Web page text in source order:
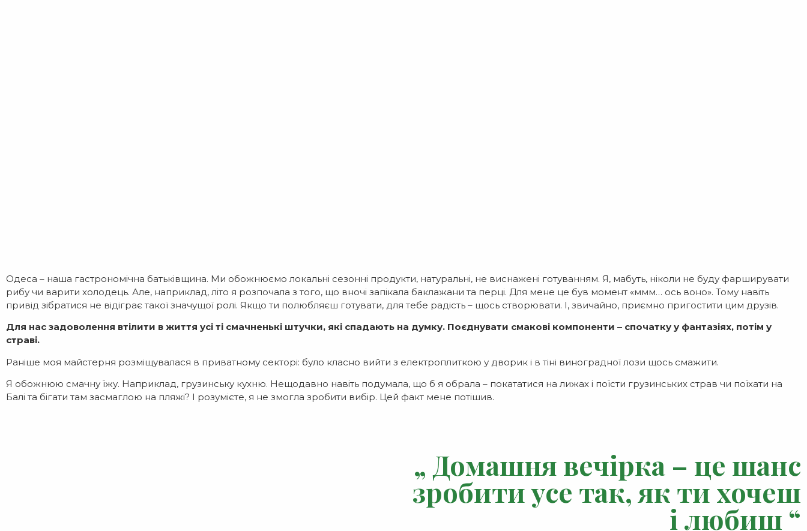
Одеса – наша гастрономічна батьківщина. Ми обожнюємо локальні сезонні продукти, натуральні, не виснажені готуванням. Я, мабуть, ніколи не буду фарширувати
рибу чи варити холодець. Але, наприклад, літо я розпочала з того, що вночі запікала баклажани та перці. Для мене це був момент «ммм… ось воно». Тому навіть
привід зібратися не відіграє такої значущої ролі. Якщо ти полюбляєш готувати, для тебе радість – щось створювати. І, звичайно, приємно пригостити цим друзів.
Для нас задоволення втілити в життя усі ті смачненькі штучки, які спадають на думку. Поєднувати смакові компоненти – спочатку у фантазіях, потім у
страві.
Раніше моя майстерня розміщувалася в приватному секторі: було класно вийти з електроплиткою у дворик і в тіні виноградної лози щось смажити.
Я обожнюю смачну їжу. Наприклад, грузинську кухню. Нещодавно навіть подумала, що б я обрала – покататися на лижах і поїсти грузинських страв чи поїхати на
Балі та бігати там засмаглою на пляжі? І розумієте, я не змогла зробити вибір. Цей факт мене потішив.
„ Домашня вечірка – це шанс
зробити усе так, як ти хочеш
і любиш “